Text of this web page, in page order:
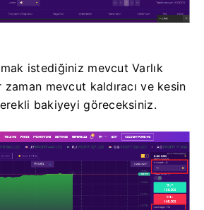
istediğiniz mevcut Varlık
zaman mevcut kaldıracı ve kesin
bakiyeyi göreceksiniz.